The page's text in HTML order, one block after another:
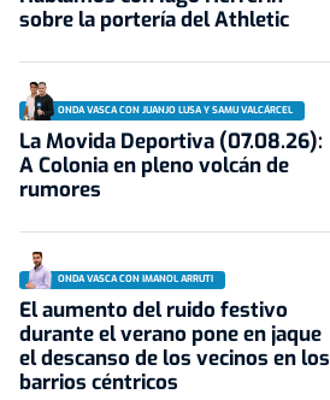
sobre la portería del Athletic
ONDA VASCA CON JUANJO LUSA Y SAMU VALCÁRCEL
La Movida Deportiva (07.08.26):
A Colonia en pleno volcán de
rumores
ONDA VASCA CON IMANOL ARRUTI
El aumento del ruido festivo
durante el verano pone en jaque
el descanso de los vecinos en los
barrios céntricos